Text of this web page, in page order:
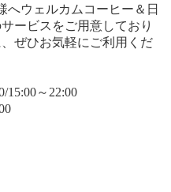
へウェルカムコーヒー＆日
ービスをご用意しており
ぜひお気軽にご利用くだ
15:00～22:00